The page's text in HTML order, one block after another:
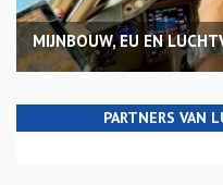
MIJNBOUW, EU EN
PARTNERS VAN